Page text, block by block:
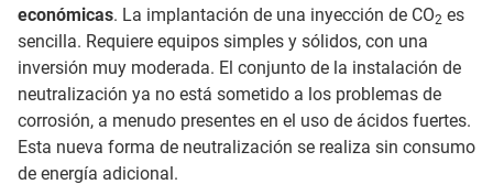
económicas. La implantación de una inyección de CO2 es
sencilla. Requiere equipos simples y sólidos, con una
inversión muy moderada. El conjunto de la instalación de
neutralización ya no está sometido a los problemas de
corrosión, a menudo presentes en el uso de ácidos fuertes.
Esta nueva forma de neutralización se realiza sin consumo
de energía adicional.